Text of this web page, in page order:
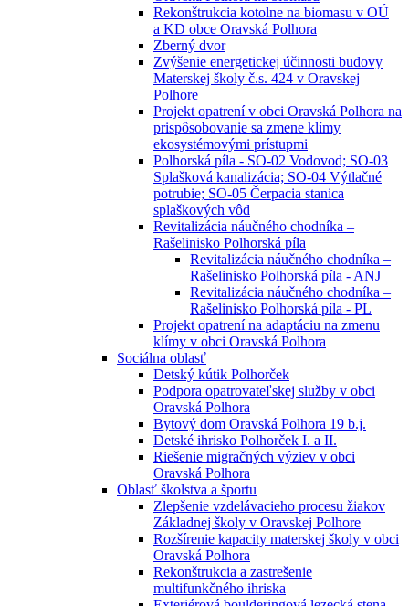
Rekonštrukcia kotolne na biomasu v OÚ
a KD obce Oravská Polhora
Zberný dvor
Zvýšenie energetickej účinnosti budovy
Materskej školy č.s. 424 v Oravskej
Polhore
Projekt opatrení v obci Oravská Polhora na
prispôsobovanie sa zmene klímy
ekosystémovými prístupmi
Polhorská píla - SO-02 Vodovod; SO-03
Splašková kanalizácia; SO-04 Výtlačné
potrubie; SO-05 Čerpacia stanica
splaškových vôd
Revitalizácia náučného chodníka –
Rašelinisko Polhorská píla
Revitalizácia náučného chodníka –
Rašelinisko Polhorská píla - ANJ
Revitalizácia náučného chodníka –
Rašelinisko Polhorská píla - PL
Projekt opatrení na adaptáciu na zmenu
klímy v obci Oravská Polhora
Sociálna oblasť
Detský kútik Polhorček
Podpora opatrovateľskej služby v obci
Oravská Polhora
Bytový dom Oravská Polhora 19 b.j.
Detské ihrisko Polhorček I. a II.
Riešenie migračných výziev v obci
Oravská Polhora
Oblasť školstva a športu
Zlepšenie vzdelávacieho procesu žiakov
Základnej školy v Oravskej Polhore
Rozšírenie kapacity materskej školy v obci
Oravská Polhora
Rekonštrukcia a zastrešenie
multifunkčného ihriska